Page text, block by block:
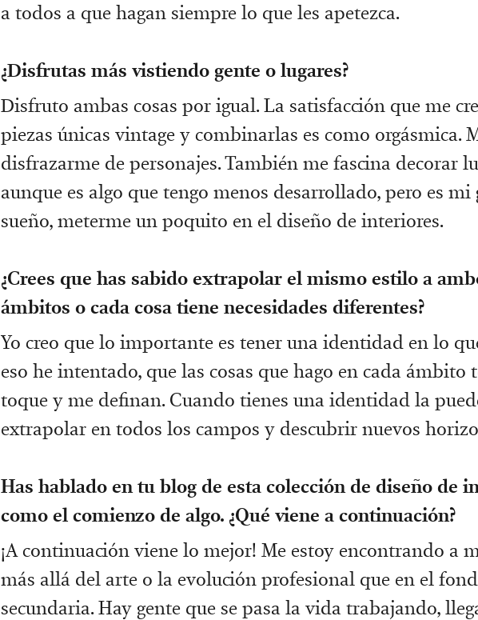
a todos a que hagan siempre lo que les apetezca.
¿Disfrutas más vistiendo gente o lugares?
Disfruto ambas cosas por igual. La satisfacción que me
piezas únicas vintage y combinarlas es como orgásmica.
disfrazarme de personajes. También me fascina decorar
aunque es algo que tengo menos desarrollado, pero es mi
sueño, meterme un poquito en el diseño de interiores.
¿Crees que has sabido extrapolar el mismo estilo a
ámbitos o cada cosa tiene necesidades diferentes?
Yo creo que lo importante es tener una identidad en lo
eso he intentado, que las cosas que hago en cada ámbito
toque y me definan. Cuando tienes una identidad la
extrapolar en todos los campos y descubrir nuevos
Has hablado en tu blog de esta colección de diseño de
como el comienzo de algo. ¿Qué viene a continuación?
¡A continuación viene lo mejor! Me estoy encontrando a
más allá del arte o la evolución profesional que en el
secundaria. Hay gente que se pasa la vida trabajando,